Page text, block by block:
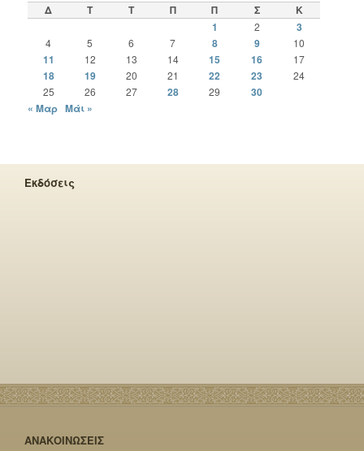
Δ Τ Τ Π Π Σ
Κ
1
2 3
4 5 6 7 8 9 10
11 12 13 14 15 16 17
18 19 20 21 22 23
24
25
26 27 28 29
30
« Μαρ Μάι »
Εκδόσεις
ΑΝΑΚΟΙΝΩΣΕΙΣ